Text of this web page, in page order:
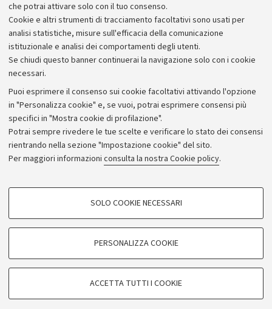
che potrai attivare solo con il tuo consenso.
Cookie e altri strumenti di tracciamento facoltativi sono usati per
analisi statistiche, misure sull'efficacia della comunicazione
istituzionale e analisi dei comportamenti degli utenti.
Se chiudi questo banner continuerai la navigazione solo con i cookie
necessari.
Puoi esprimere il consenso sui cookie facoltativi attivando l'opzione
in "Personalizza cookie" e, se vuoi, potrai esprimere consensi più
specifici in "Mostra cookie di profilazione".
Potrai sempre rivedere le tue scelte e verificare lo stato dei consensi
rientrando nella sezione "Impostazione cookie" del sito.
Per maggiori informazioni consulta la nostra Cookie policy.
COOKIE DI PROFILAZIONE - FACOLTATIVI
COOKIE TECNICI - NECESSARI
Si tratta di cookie tecnici utilizzati, a titolo esemplificativo, per il corretto
SOLO COOKIE NECESSARI
PERSONALIZZA COOKIE
ACCETTA TUTTI I COOKIE
Piano strategico
Bilanci
Donazioni e 5x1000
Bandi, gare e concorsi
Albo online
Amministrazione trasparente
Atti di notifica
Informazioni sul sito e accessibilità
Dichiarazione di accessibilità
Privacy e note legali
Impostazioni Cookie
©Copyright 2026 - ALMA MATER STUDIORUM - Università di
Bologna - Via Zamboni,33 - 40126Bologna - PI:
- CF:80007010376